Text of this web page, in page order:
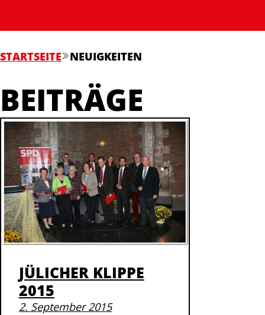
STARTSEITE NEUIGKEITEN
BEITRÄGE
JÜLICHER KLIPPE
2015
2. September 2015